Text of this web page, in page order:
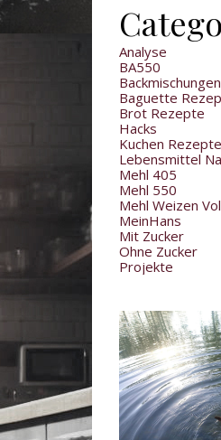
Analyse
BA550
Backmischungen
Baguette
Brot Rezepte
Hacks
Kuchen Rezepte
Lebensmittel
Mehl 405
Mehl 550
Mehl Weizen
MeinHans
Mit Zucker
Ohne Zucker
Projekte